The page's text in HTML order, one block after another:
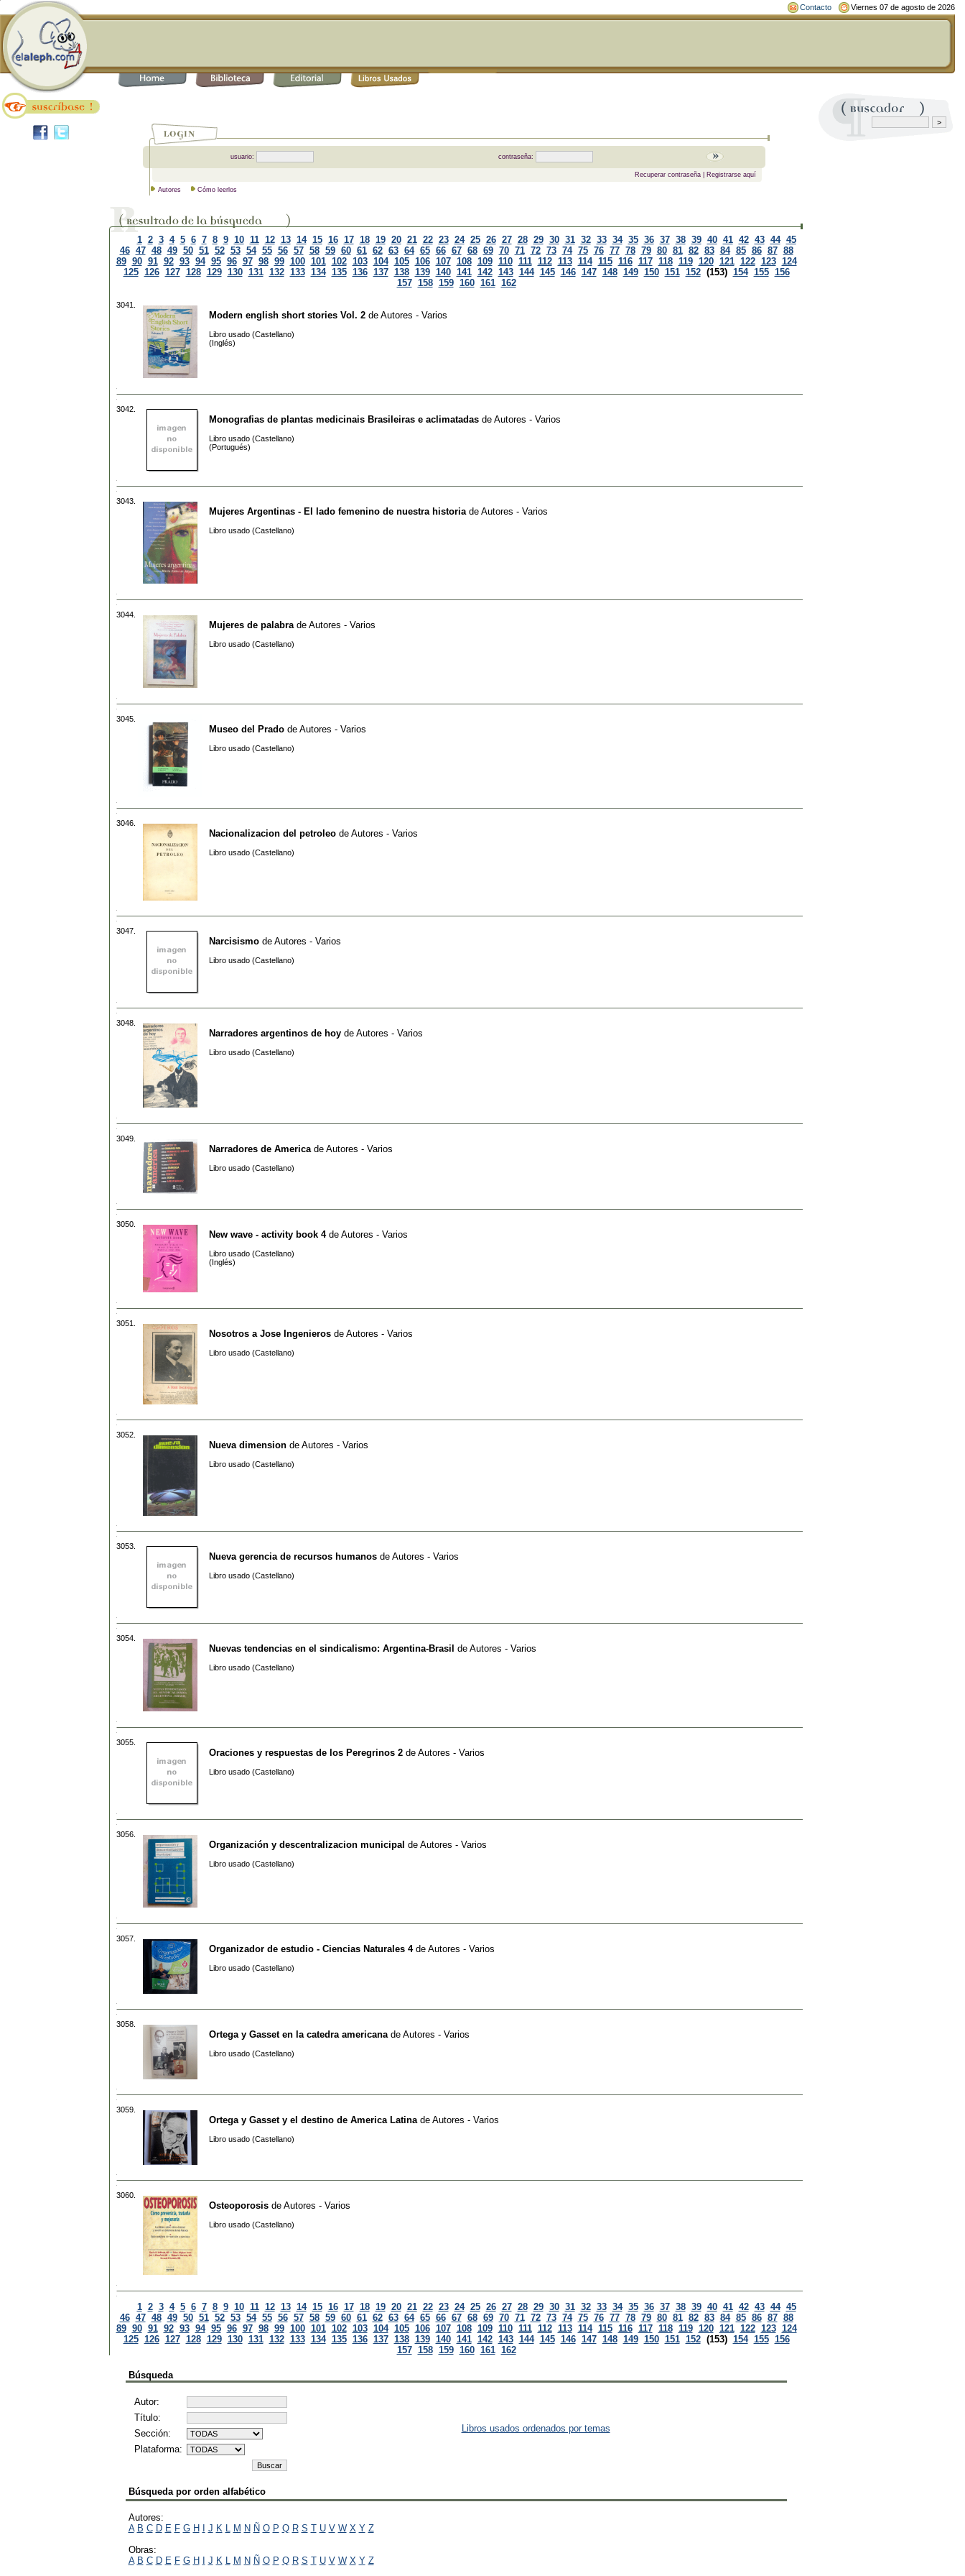
Contacto Viernes 07 de agosto de 2026
usuario: contraseña:
Recuperar contraseña| Registrarse aquí
Autores Cómo leerlos
1 2 3 4 5 6 7 8 9 10 11 12 13 14 15 16 17 18 19 20 21 22 23 24 25 26 27 28 29 30 31 32 33 34 35 36 37 38 39 40 41 42 43 44 45
46 47 48 49 50 51 52 53 54 55 56 57 58 59 60 61 62 63 64 65 66 67 68 69 70 71 72 73 74 75 76 77 78 79 80 81 82 83 84 85 86 87 88
89 90 91 92 93 94 95 96 97 98 99 100 101 102 103 104 105 106 107 108 109 110 111 112 113 114 115 116 117 118 119 120 121 122 123 124
125 126 127 128 129 130 131 132 133 134 135 136 137 138 139 140 141 142 143 144 145 146 147 148 149 150 151 152 (153) 154 155 156
157 158 159 160 161 162
3041.
Modern english short stories Vol. 2 de Autores - Varios
Libro usado (Castellano)
(Inglés)
3042.
Monografias de plantas medicinais Brasileiras e aclimatadas de Autores - Varios
Libro usado (Castellano)
(Portugués)
3043.
Mujeres Argentinas - El lado femenino de nuestra historia de Autores - Varios
Libro usado (Castellano)
3044.
Mujeres de palabra de Autores - Varios
Libro usado (Castellano)
3045.
Museo del Prado de Autores - Varios
Libro usado (Castellano)
3046.
Nacionalizacion del petroleo de Autores - Varios
Libro usado (Castellano)
3047.
Narcisismo de Autores - Varios
Libro usado (Castellano)
3048.
Narradores argentinos de hoy de Autores - Varios
Libro usado (Castellano)
3049.
Narradores de America de Autores - Varios
Libro usado (Castellano)
3050.
New wave - activity book 4de Autores - Varios
Libro usado (Castellano)
(Inglés)
3051.
Nosotros a Jose Ingenieros de Autores - Varios
Libro usado (Castellano)
3052.
Nueva dimension de Autores - Varios
Libro usado (Castellano)
3053.
Nueva gerencia de recursos humanos de Autores - Varios
Libro usado (Castellano)
3054.
Nuevas tendencias en el sindicalismo: Argentina-Brasil de Autores - Varios
Libro usado (Castellano)
3055.
Oraciones y respuestas de los Peregrinos 2 de Autores - Varios
Libro usado (Castellano)
3056.
Organización y descentralizacion municipal de Autores - Varios
Libro usado (Castellano)
3057.
Organizador de estudio - Ciencias Naturales 4de Autores - Varios
Libro usado (Castellano)
3058.
Ortega y Gasset en la catedra americana de Autores - Varios
Libro usado (Castellano)
3059.
Ortega y Gasset y el destino de America Latina de Autores - Varios
Libro usado (Castellano)
3060.
Osteoporosis de Autores - Varios
Libro usado (Castellano)
1 2 3 4 5 6 7 8 9 10 11 12 13 14 15 16 17 18 19 20 21 22 23 24 25 26 27 28 29 30 31 32 33 34 35 36 37 38 39 40 41 42 43 44 45
46 47 48 49 50 51 52 53 54 55 56 57 58 59 60 61 62 63 64 65 66 67 68 69 70 71 72 73 74 75 76 77 78 79 80 81 82 83 84 85 86 87 88
89 90 91 92 93 94 95 96 97 98 99 100 101 102 103 104 105 106 107 108 109 110 111 112 113 114 115 116 117 118 119 120 121 122 123 124
125 126 127 128 129 130 131 132 133 134 135 136 137 138 139 140 141 142 143 144 145 146 147 148 149 150 151 152 (153) 154 155 156
157 158 159 160 161 162
Búsqueda
Autor:
Título:
Sección:
Plataforma:
Libros usados ordenados por temas
Búsqueda por orden alfabético
Autores:
A B C D E F G H I J K L M N Ñ O P Q R S T U V W X Y Z
Obras:
A B C D E F G H I J K L M N Ñ O P Q R S T U V W X Y Z